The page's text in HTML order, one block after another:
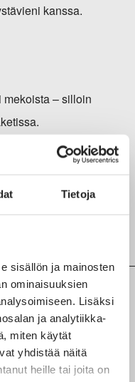
Tietoja
sisällön ja mainosten
ominaisuuksien
Lisäksi
ja analytiikka-
miten käytät
yhdistää näitä
heille tai joita on
kanssa.
mekoista – silloin
Suomessa, alan
näissä